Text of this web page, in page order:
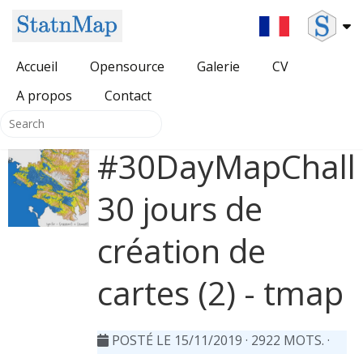
Accueil
Opensource
All Opensource
{SDMSelect} package
HUGO themes
{HatchedPolygons} package
{cartomisc} package
Galerie
CV
A propos
Contact
30 jours de
création de
cartes (2) - tmap
POSTÉ LE 15/11/2019 · 2922 MOTS. ·